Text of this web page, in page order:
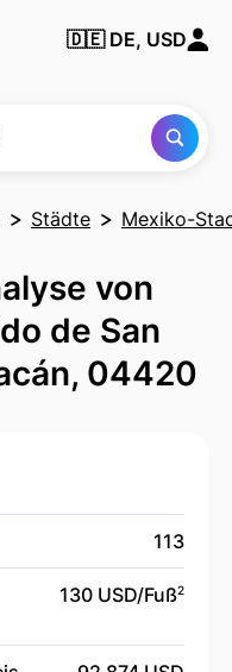
Finden Sie
jede Stadt,
🇩🇪 DE, USD
Städte Mexiko-
von
de San
04420
113
130 USD/Fuß2